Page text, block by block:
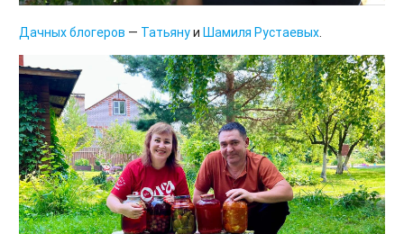
Дачных блогеров — Татьянуи Шамиля Рустаевых.